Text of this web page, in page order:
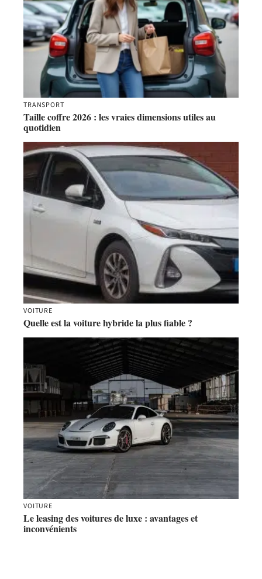
TRANSPORT
Taille coffre 2026 : les vraies dimensions utiles au
quotidien
VOITURE
Quelle est la voiture hybride la plus fiable ?
VOITURE
Le leasing des voitures de luxe : avantages et
inconvénients